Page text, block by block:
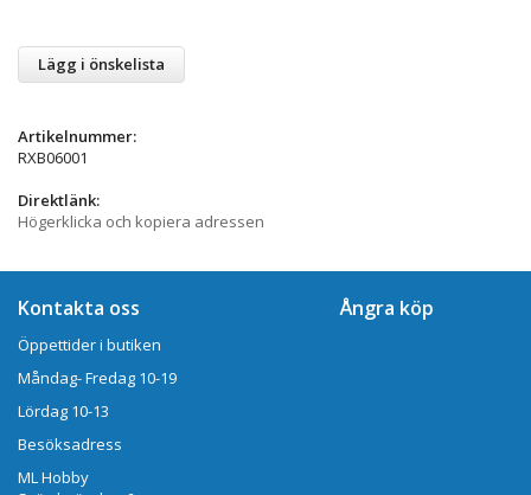
Lägg i önskelista
Artikelnummer:
RXB06001
Direktlänk:
Högerklicka och kopiera adressen
Kontakta oss
Öppettider i butiken
Måndag- Fredag 10-19
Lördag 10-13
Besöksadress
ML Hobby
Ångra köp